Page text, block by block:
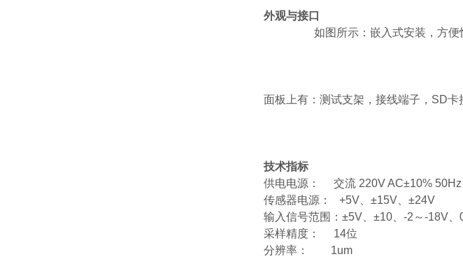
外观与接口
如图所示：嵌入式安装，方便
面板上有：测试支架，接线端子，SD
技术指标
供电电源： 交流 220V AC±10% 50Hz
传感器电源： +5V、±15V、±24V
输入信号范围：±5V、±10、-2～-18V
采样精度： 14位
分辨率： 1um